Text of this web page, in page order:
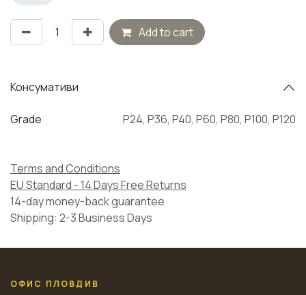
Add to cart
Консумативи
Grade P24, P36, P40, P60, P80, P100, P120
Terms and Conditions
EU Standard - 14 Days Free Returns
14-day money-back guarantee
Shipping: 2-3 Business Days
ОФИС ПЛОВДИВ